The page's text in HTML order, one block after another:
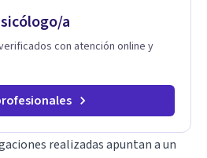
a
con atención online y
realizadas apuntan a un